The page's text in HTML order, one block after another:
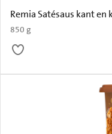
850 g